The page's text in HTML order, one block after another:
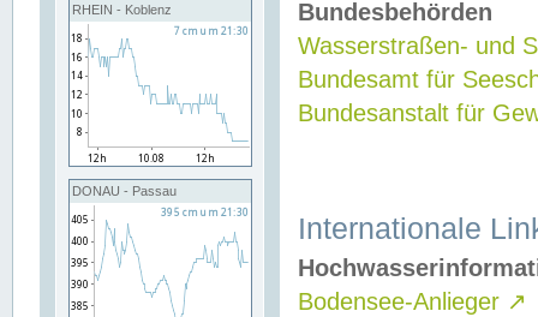
RHEIN - Koblenz
DONAU - Passau
Bundesbehörden
Wasserstraßen- und
Bundesamt für
Bundesanstalt für
Internationale
Bodensee-Anlieger ↗